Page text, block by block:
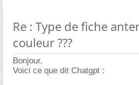
Re : Type de fiche
couleur ???
Bonjour,
Voici ce que dit Chatgpt :